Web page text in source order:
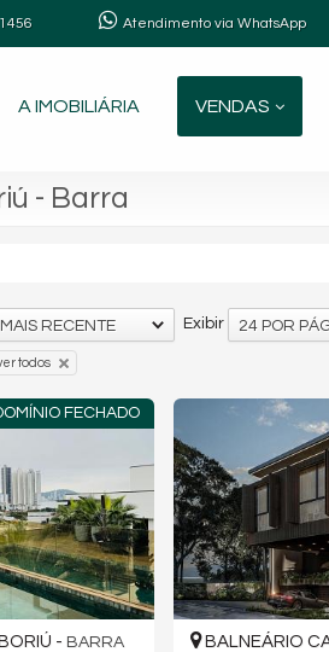
Atendimento via WhatsApp
A IMOBILIÁRIA VENDAS
- Barra
Exibir 24 POR
RECENTE
todos
FECHADO
- BARRA BALNEÁRIO